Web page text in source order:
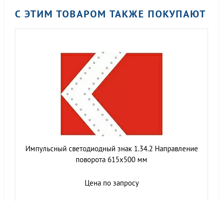
С ЭТИМ ТОВАРОМ ТАКЖЕ ПОКУПАЮТ
Импульсный светодиодный знак 1.34.2 Направление
поворота 615x500 мм
Цена по запросу